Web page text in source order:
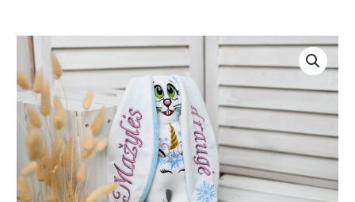
produkto
kiekis:
Siuvinėtas
žaisliukas
Mažylės
draugė
vienaragiu